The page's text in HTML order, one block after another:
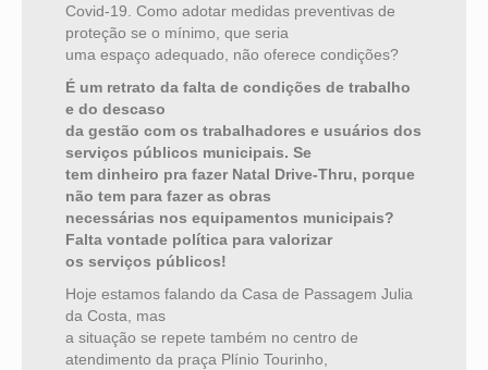
Covid-19. Como adotar medidas preventivas de
proteção se o mínimo, que seria
uma espaço adequado, não oferece condições?
É um retrato da falta de condições de trabalho
e do descaso
da gestão com os trabalhadores e usuários dos
serviços públicos municipais. Se
tem dinheiro pra fazer Natal Drive-Thru, porque
não tem para fazer as obras
necessárias nos equipamentos municipais?
Falta vontade política para valorizar
os serviços públicos!
Hoje estamos falando da Casa de Passagem Julia
da Costa, mas
a situação se repete também no centro de
atendimento da praça Plínio Tourinho,